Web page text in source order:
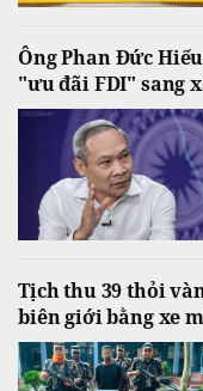
Ông Phan Đức
"ưu đãi FDI" sang
Tịch thu 39 thỏi
biên giới bằng xe